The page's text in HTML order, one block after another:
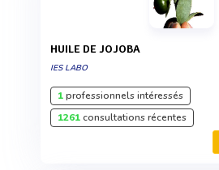
HUILE DE JOJOBA
IES LABO
1professionnels intéressés
1261consultations récentes